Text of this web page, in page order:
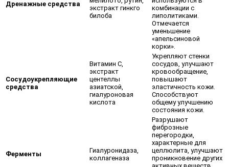
Дренажные средства
экстракт гинкго
билоба
комбинации с
липолитиками.
Отмечается
уменьшение
«апельсиновой
корки».
Сосудоукрепляющие
средства
Витамин С,
экстракт
центеллы
азиатской,
гиалуроновая
кислота
Укрепляют стенки
сосудов, улучшают
кровообращение,
повышают
эластичность кожи.
Способствуют
общему улучшению
состояния кожи.
Ферменты
Гиалуронидаза,
коллагеназа
Разрушают
фиброзные
перегородки,
характерные для
целлюлита, улучшают
проникновение других